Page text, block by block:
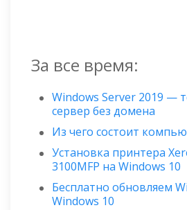
За все время:
Windows Server 2019 —
сервер без домена
Из чего состоит
Установка принтера
3100MFP на Windows 10
Бесплатно обновляем
Windows 10